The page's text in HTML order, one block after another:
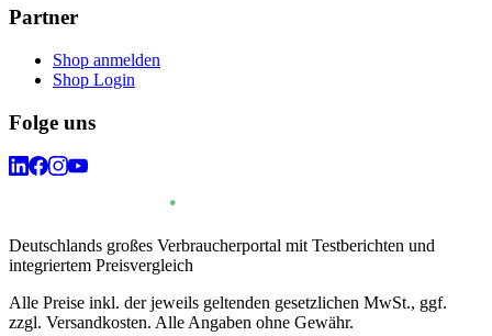
Partner
Shop anmelden
Shop Login
Folge uns
Deutschlands großes Verbraucherportal mit Testberichten und
integriertem Preisvergleich
Alle Preise inkl. der jeweils geltenden gesetzlichen MwSt., ggf.
zzgl. Versandkosten. Alle Angaben ohne Gewähr.